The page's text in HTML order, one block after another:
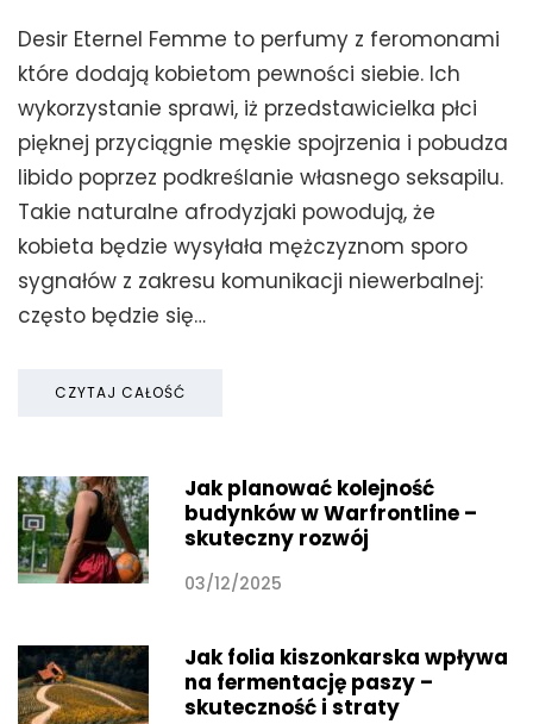
Desir Eternel Femme to perfumy z feromonami
które dodają kobietom pewności siebie. Ich
wykorzystanie sprawi, iż przedstawicielka płci
pięknej przyciągnie męskie spojrzenia i pobudza
libido poprzez podkreślanie własnego seksapilu.
Takie naturalne afrodyzjaki powodują, że
kobieta będzie wysyłała mężczyznom sporo
sygnałów z zakresu komunikacji niewerbalnej:
często będzie się…
CZYTAJ CAŁOŚĆ
Jak planować kolejność
budynków w Warfrontline –
skuteczny rozwój
03/12/2025
Jak folia kiszonkarska wpływa
na fermentację paszy –
skuteczność i straty